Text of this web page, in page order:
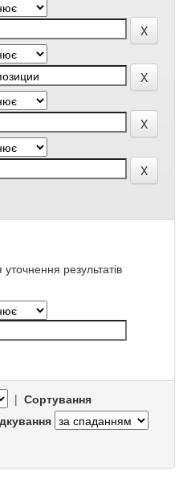
результатів
| Сортування